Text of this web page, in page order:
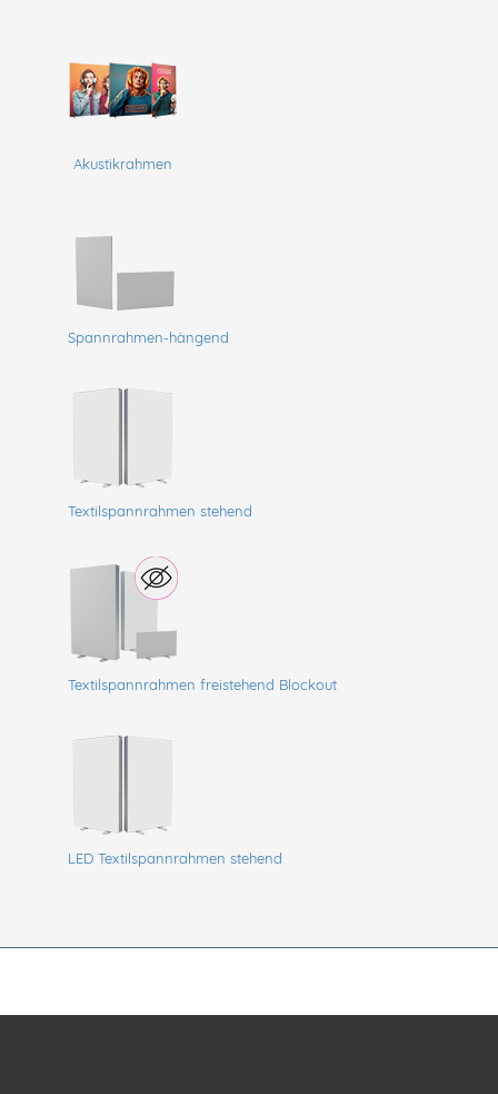
Akustikrahmen
Spannrahmen-hängend
Textilspannrahmen stehend
Textilspannrahmen freistehend Blockout
LED Textilspannrahmen stehend